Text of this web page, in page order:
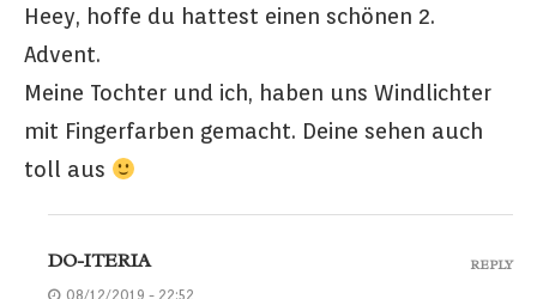
Heey, hoffe du hattest einen schönen 2.
Advent.
Meine Tochter und ich, haben uns Windlichter
mit Fingerfarben gemacht. Deine sehen auch
toll aus
DO-ITERIA
08/12/2019 - 22:52
REPLY